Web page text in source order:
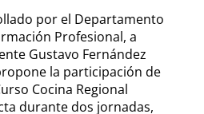
por el Departamento
Profesional, a
Gustavo Fernández
la participación de
Cocina Regional
durante dos jornadas,